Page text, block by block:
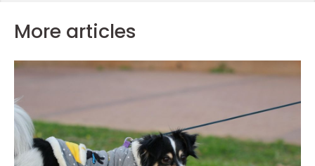
More articles